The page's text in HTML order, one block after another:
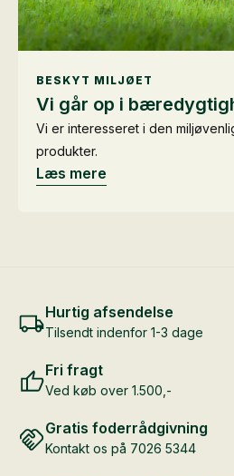
BESKYT MILJØET
Vi går op i
Vi er interesseret i den
produkter.
Læs mere
Hurtig afsendelse
Tilsendt indenfor 1-3 dage
Fri fragt
Ved køb over 1.500,-
Gratis foderrådgivning
Kontakt os på 7026 5344